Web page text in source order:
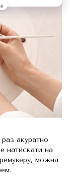
акуратно
натискати на
можна